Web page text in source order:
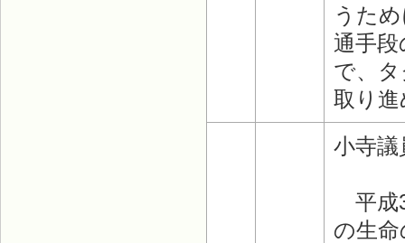
うた
通手
で、
取り
小寺
平成
の生